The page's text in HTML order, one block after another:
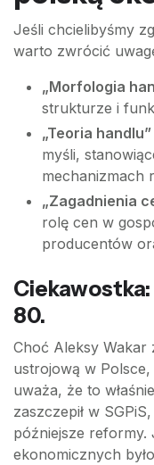
Jeśli chcielibyśmy
warto zwrócić
„Morfologia
strukturze i
„Teoria handlu”
myśli,
mechanizmach
„Zagadnienia
rolę cen w
producentów
80.
Choć Aleksy Wakar
ustrojową w
uważa, że to
zaszczepił w
późniejsze reformy.
ekonomicznych